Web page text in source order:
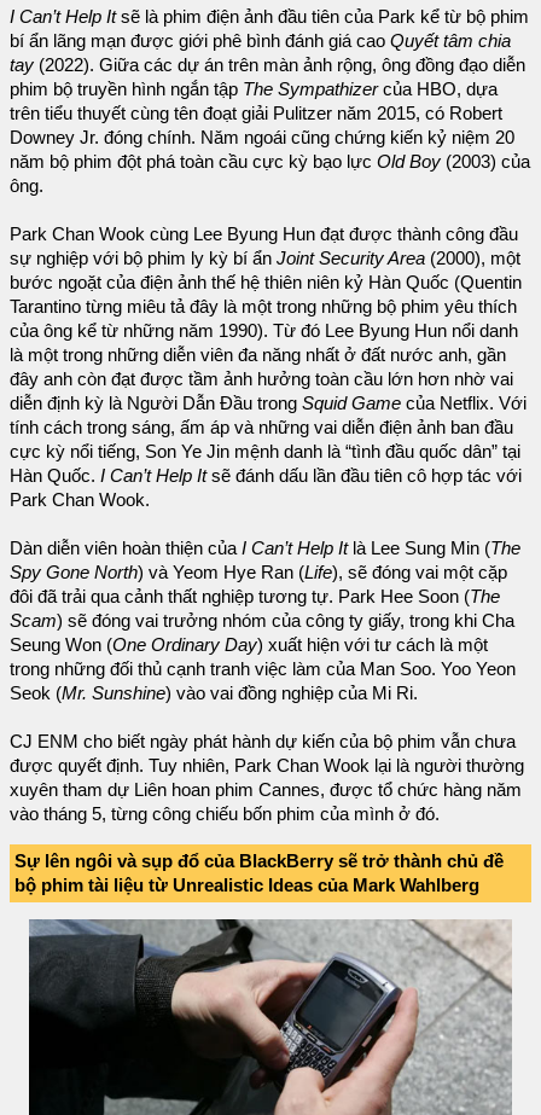
I Can’t Help Itsẽ là phim điện ảnh đầu tiên của Park kể từ bộ phim
bí ẩn lãng mạn được giới phê bình đánh giá cao Quyết tâm chia
tay (2022). Giữa các dự án trên màn ảnh rộng, ông đồng đạo diễn
phim bộ truyền hình ngắn tập The Sympathizercủa HBO, dựa
trên tiểu thuyết cùng tên đoạt giải Pulitzer năm 2015, có Robert
Downey Jr. đóng chính. Năm ngoái cũng chứng kiến ​​kỷ niệm 20
năm bộ phim đột phá toàn cầu cực kỳ bạo lực Old Boy (2003) của
ông.
Park Chan Wook cùng Lee Byung Hun đạt được thành công đầu
sự nghiệp với bộ phim ly kỳ bí ẩn Joint Security Area (2000), một
bước ngoặt của điện ảnh thế hệ thiên niên kỷ Hàn Quốc (Quentin
Tarantino từng miêu tả đây là một trong những bộ phim yêu thích
của ông kể từ những năm 1990). Từ đó Lee Byung Hun nổi danh
là một trong những diễn viên đa năng nhất ở đất nước anh, gần
đây anh còn đạt được tầm ảnh hưởng toàn cầu lớn hơn nhờ vai
diễn định kỳ là Người Dẫn Đầu trong Squid Game của Netflix. Với
tính cách trong sáng, ấm áp và những vai diễn điện ảnh ban đầu
cực kỳ nổi tiếng, Son Ye Jin mệnh danh là “tình đầu quốc dân” tại
Hàn Quốc. I Can’t Help Itsẽ đánh dấu lần đầu tiên cô hợp tác với
Park Chan Wook.
Dàn diễn viên hoàn thiện của I Can’t Help Itlà Lee Sung Min (The
Spy Gone North) và Yeom Hye Ran (Life), sẽ đóng vai một cặp
đôi đã trải qua cảnh thất nghiệp tương tự. Park Hee Soon (The
Scam) sẽ đóng vai trưởng nhóm của công ty giấy, trong khi Cha
Seung Won (One Ordinary Day) xuất hiện với tư cách là một
trong những đối thủ cạnh tranh việc làm của Man Soo. Yoo Yeon
Seok (Mr. Sunshine) vào vai đồng nghiệp của Mi Ri.
CJ ENM cho biết ngày phát hành dự kiến ​​của bộ phim vẫn chưa
được quyết định. Tuy nhiên, Park Chan Wook lại là người thường
xuyên tham dự Liên hoan phim Cannes, được tổ chức hàng năm
vào tháng 5, từng công chiếu bốn phim của mình ở đó.
Sự lên ngôi và sụp đổ của BlackBerry sẽ trở thành chủ đề
bộ phim tài liệu từ Unrealistic Ideas của Mark Wahlberg